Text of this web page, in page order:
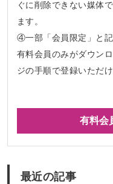
ぐに削除できない媒体
ます。
④一部「会員限定」と記
有料会員のみがダウン
ジの手順で登録いただけ
有料会
最近の記事